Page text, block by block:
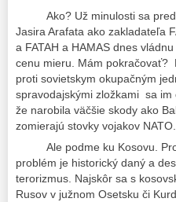
Ako? Už minulosti sa
Jasira Arafata ako zakladateľa
a FATAH a HAMAS dnes
cenu mieru. Mám pokračovať?
proti sovietskym okupačným
spravodajskými zložkami sa im
že narobila väčšie skody ako
zomierajú stovky vojakov NATO.
Ale podme ku Kosovu.
problém je historický daný a
terorizmus. Najskôr sa s
Rusov v južnom Osetsku či